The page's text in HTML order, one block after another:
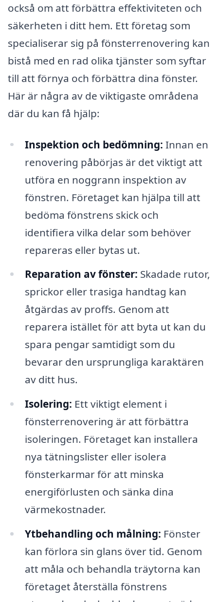
också om att förbättra effektiviteten och
säkerheten i ditt hem. Ett företag som
specialiserar sig på fönsterrenovering kan
bistå med en rad olika tjänster som syftar
till att förnya och förbättra dina fönster.
Här är några av de viktigaste områdena
där du kan få hjälp:
Inspektion och bedömning: Innan en
renovering påbörjas är det viktigt att
utföra en noggrann inspektion av
fönstren. Företaget kan hjälpa till att
bedöma fönstrens skick och
identifiera vilka delar som behöver
repareras eller bytas ut.
Reparation av fönster: Skadade rutor,
sprickor eller trasiga handtag kan
åtgärdas av proffs. Genom att
reparera istället för att byta ut kan du
spara pengar samtidigt som du
bevarar den ursprungliga karaktären
av ditt hus.
Isolering: Ett viktigt element i
fönsterrenovering är att förbättra
isoleringen. Företaget kan installera
nya tätningslister eller isolera
fönsterkarmar för att minska
energiförlusten och sänka dina
värmekostnader.
Ytbehandling och målning: Fönster
kan förlora sin glans över tid. Genom
att måla och behandla träytorna kan
företaget återställa fönstrens